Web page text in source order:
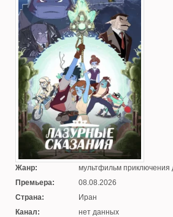
Жанр:
мультфильм приключения
Премьера:
08.08.2026
Страна:
Иран
Канал:
нет данных